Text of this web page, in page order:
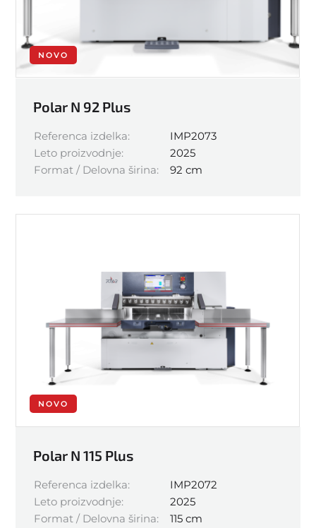
NOVO
Polar N 92 Plus
Referenca izdelka:
IMP2073
Leto proizvodnje:
2025
Format / Delovna širina:
92 cm
NOVO
Polar N 115 Plus
Referenca izdelka:
IMP2072
Leto proizvodnje:
2025
Format / Delovna širina:
115 cm